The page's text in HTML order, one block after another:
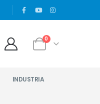
|
0
INDUSTRIA